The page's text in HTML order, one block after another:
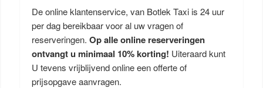
De online klantenservice, van Botlek Taxi is 24 uur
per dag bereikbaar voor al uw vragen of
reserveringen. Op alle online reserveringen
ontvangt u minimaal 10% korting! Uiteraard kunt
U tevens vrijblijvend online een offerte of
prijsopgave aanvragen.